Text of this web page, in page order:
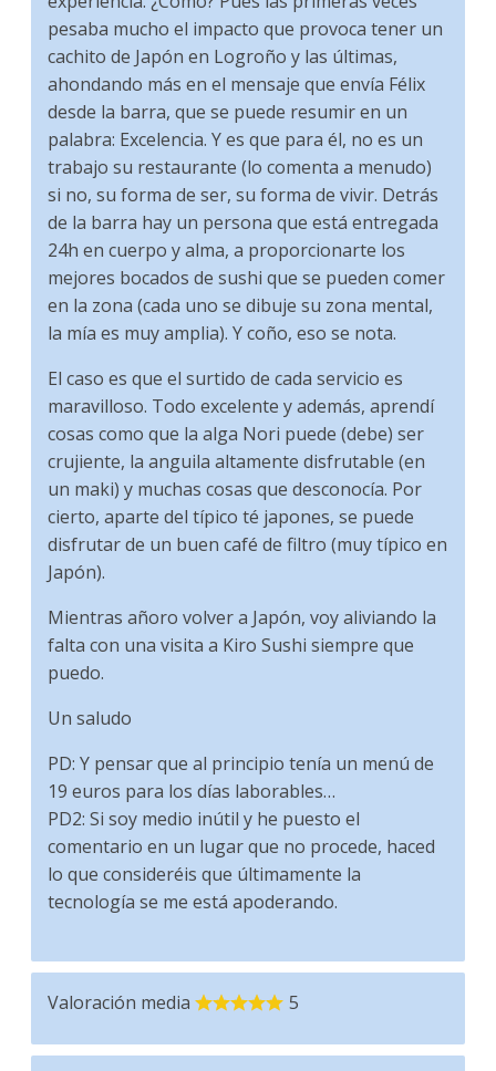
pesaba mucho el impacto que provoca tener un
cachito de Japón en Logroño y las últimas,
ahondando más en el mensaje que envía Félix
desde la barra, que se puede resumir en un
palabra: Excelencia. Y es que para él, no es un
trabajo su restaurante (lo comenta a menudo)
si no, su forma de ser, su forma de vivir. Detrás
de la barra hay un persona que está entregada
24h en cuerpo y alma, a proporcionarte los
mejores bocados de sushi que se pueden comer
en la zona (cada uno se dibuje su zona mental,
la mía es muy amplia). Y coño, eso se nota.
El caso es que el surtido de cada servicio es
maravilloso. Todo excelente y además, aprendí
cosas como que la alga Nori puede (debe) ser
crujiente, la anguila altamente disfrutable (en
un maki) y muchas cosas que desconocía. Por
cierto, aparte del típico té japones, se puede
disfrutar de un buen café de filtro (muy típico en
Japón).
Mientras añoro volver a Japón, voy aliviando la
falta con una visita a Kiro Sushi siempre que
puedo.
Un saludo
PD: Y pensar que al principio tenía un menú de
19 euros para los días laborables…
PD2: Si soy medio inútil y he puesto el
comentario en un lugar que no procede, haced
lo que consideréis que últimamente la
tecnología se me está apoderando.
Valoración media 5